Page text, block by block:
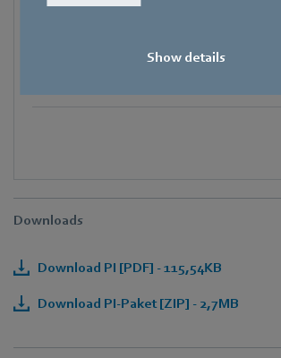
Show details
+49 171 1292032
Katharina.Eberhardt@de.ebmpapst.com
Downloads
Download PI [PDF] - 115,54KB
Download PI-Paket [ZIP] - 2,7MB